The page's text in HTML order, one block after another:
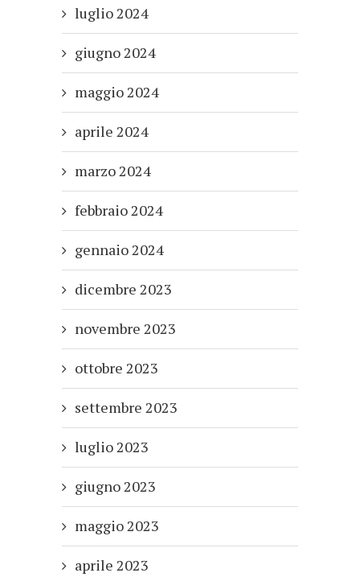
luglio 2024
giugno 2024
maggio 2024
aprile 2024
marzo 2024
febbraio 2024
gennaio 2024
dicembre 2023
novembre 2023
ottobre 2023
settembre 2023
luglio 2023
giugno 2023
maggio 2023
aprile 2023